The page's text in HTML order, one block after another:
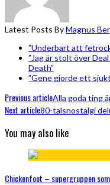
Latest Posts ByMagnus
”Underbart att
”Jag är stolt över
Death”
”Gene gjorde ett
Previous articleAlla goda ting
Next article80-talsnostalgi
You may also like
Chickenfoot – supergruppen